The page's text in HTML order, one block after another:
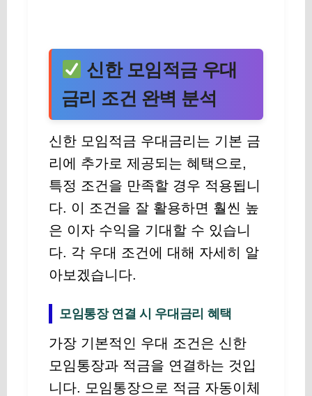
신한 모임적금 우대
금리 조건 완벽 분석
신한 모임적금 우대금리는 기본 금
리에 추가로 제공되는 혜택으로,
특정 조건을 만족할 경우 적용됩니
다. 이 조건을 잘 활용하면 훨씬 높
은 이자 수익을 기대할 수 있습니
다. 각 우대 조건에 대해 자세히 알
아보겠습니다.
모임통장 연결 시 우대금리 혜택
가장 기본적인 우대 조건은 신한
모임통장과 적금을 연결하는 것입
니다. 모임통장으로 적금 자동이체